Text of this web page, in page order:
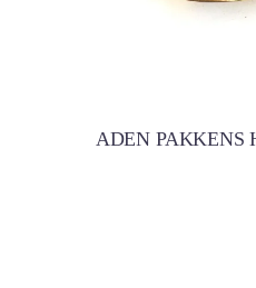
ADEN PAKKENS